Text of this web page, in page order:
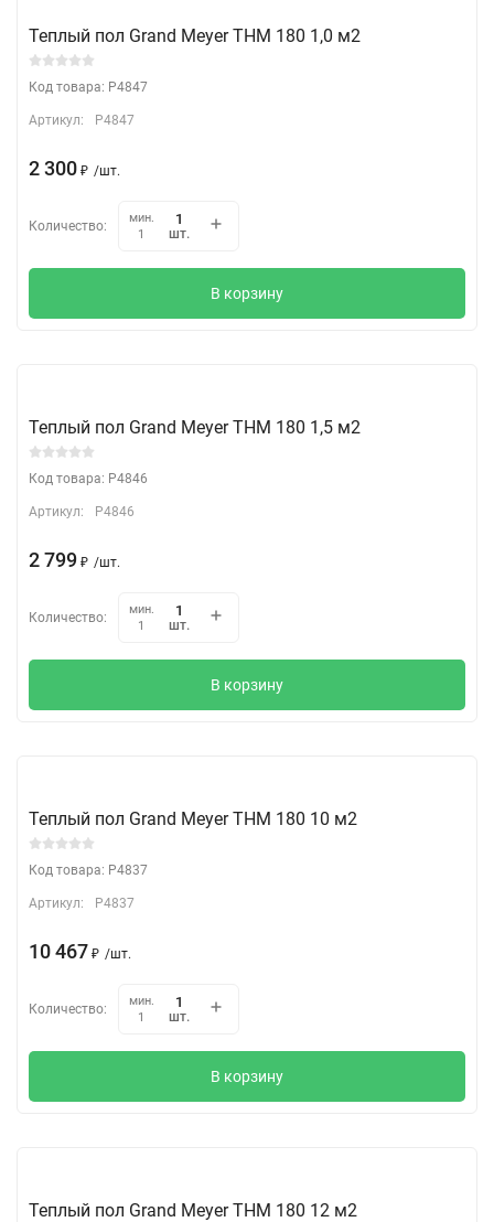
Теплый пол Grand Meyer THM 180 1,0 м2
Код товара: P4847
Артикул: P4847
2 300 ₽ /шт.
Количество:
мин.
1
шт.
В корзину
Теплый пол Grand Meyer THM 180 1,5 м2
Код товара: P4846
Артикул: P4846
2 799 ₽ /шт.
Количество:
мин.
1
шт.
В корзину
Теплый пол Grand Meyer THM 180 10 м2
Код товара: P4837
Артикул: P4837
10 467 ₽ /шт.
Количество:
мин.
1
шт.
В корзину
Теплый пол Grand Meyer THM 180 12 м2